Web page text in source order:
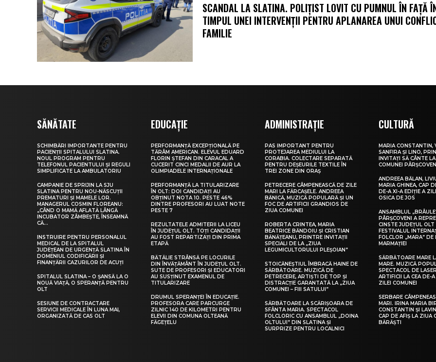
SCANDAL LA SLATINA. POLIȚIST LOVIT CU PUMNUL ÎN FAȚĂ
TIMPUL UNEI INTERVENȚII PENTRU APLANAREA UNUI
FAMILIE
SĂNĂTATE
SCHIMBĂRI IMPORTANTE PENTRU
PACIENȚII SPITALULUI SLATINA.
NOUL PROGRAM PENTRU
TELEFONUL PACIENTULUI ȘI REGULI
SIMPLIFICATE LA AMBULATORIU
CAMPANIE DE SPRIJIN LA SJU
SLATINA PENTRU NOU-NĂSCUȚII
PREMATURI ȘI MAMELE LOR.
MANAGERUL COSMIN FLOREANU:
„CÂND O MAMĂ AFLATĂ LÂNGĂ
INCUBATOR ZÂMBEȘTE, ÎNSEAMNĂ
CĂ...
INSTRUIRE PENTRU PERSONALUL
MEDICAL DE LA SPITALUL
JUDEȚEAN DE URGENȚĂ SLATINA ÎN
DOMENIUL CODIFICĂRII ȘI
FINANȚĂRII CAZURILOR DE ACUȚI
SPITALUL SLATINA – O ȘANSĂ LA O
NOUĂ VIAȚĂ, O SPERANȚĂ PENTRU
OLT
SESIUNE DE CONTRACTARE
SERVICII MEDICALE ÎN LUNA MAI,
ORGANIZATĂ DE CAS OLT
EDUCAȚIE
PERFORMANȚĂ EXCEPȚIONALĂ PE
TĂRÂM AMERICAN. ELEVUL EDUARD
FLORIN ȘTEFAN DIN CARACAL A
CUCERIT CINCI MEDALII DE AUR LA
OLIMPIADELE INTERNAȚIONALE
PERFORMANȚĂ LA TITULARIZARE
ÎN OLT: DOI CANDIDAȚI AU
OBȚINUT NOTA 10. PESTE 46%
DINTRE PROFESORI AU LUAT NOTE
PESTE 7
REZULTATELE ADMITERII LA LICEU
ÎN JUDEȚUL OLT. TOȚI CANDIDAȚII
AU FOST REPARTIZAȚI DIN PRIMA
ETAPĂ
BĂTĂLIE STRÂNSĂ PE LOCURILE
DIN ÎNVĂȚĂMÂNT ÎN JUDEȚUL OLT.
SUTE DE PROFESORI ȘI EDUCATORI
AU SUSȚINUT EXAMENUL DE
TITULARIZARE
DRUMUL SPERANȚEI ÎN EDUCAȚIE.
PROFESORA CARE PARCURGE
ZILNIC 140 DE KILOMETRI PENTRU
ELEVII DIN COMUNA OLTEANĂ
FĂGEȚELU
ADMINISTRAȚIE
PAS IMPORTANT PENTRU
PROTEJAREA MEDIULUI LA
CORABIA. COLECTARE SEPARATĂ
PENTRU DEȘEURILE TEXTILE ÎN
TREI ZONE DIN ORAȘ
PETRECERE CÂMPENEASCĂ DE ZILE
MARI LA FĂRCAȘELE. ANDREEA
BĂNICĂ, MUZICĂ POPULARĂ ȘI UN
FOC DE ARTIFICII GRANDIOS DE
ZIUA COMUNEI
ROBERTA CRINTEA, MARIA
BEATRICE BĂNDOIU ȘI CRISTIAN
BĂNĂȚEANU, PRINTRE INVITAȚII
SPECIALI DE LA „ZIUA
LEGUMICULTORULUI PLEȘOIAN”
STOICĂNEȘTIUL ÎMBRACĂ HAINE DE
SĂRBĂTOARE. MUZICĂ DE
PETRECERE, ARTIȘTI DE TOP ȘI
DISTRACȚIE GARANTATĂ LA „ZIUA
COMUNEI – FIII SATULUI”
SĂRBĂTOARE LA SCĂRIȘOARA DE
SFÂNTA MARIA. SPECTACOL
FOLCLORIC CU ANSAMBLUL „DOINA
OLTULUI” DIN SLATINA ȘI
SURPRIZE PENTRU LOCALNICI
CULTURĂ
MARIA CONSTANTIN,
SANFIRA ȘI LINO,
INVITAȚI SĂ CÂNTE
COMUNEI PÂRȘCOVENI
ANDREEA BĂLAN,
MARIA GHINEA, CAP
DE-A XI-A EDIȚIE A
OSICA DE JOS
ANSAMBLUL
PÂRȘCOVENI A
CINSTE JUDEȚUL OLT
FESTIVALUL
FOLCLOR „MARA” DE
MARMAȚIEI
SĂRBĂTOARE MARE
MARE. MUZICĂ
SPECTACOL DE
ARTIFICII LA CEA DE-
ZILEI COMUNEI
SERBARE
MARI. IRINA MARIA
CONSTANTIN ȘI
CAP DE AFIȘ LA ZIUA
BĂRĂȘTI